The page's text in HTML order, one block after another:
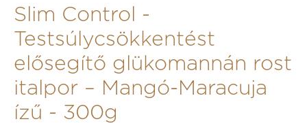
Slim Control -
Testsúlycsökkentést
elősegítő glükomannán rost
italpor – Mangó-Maracuja
ízű - 300g